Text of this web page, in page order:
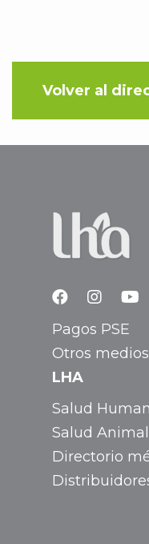
Volver al
Pagos PSE
Otros
LHA
Salud
Salud Animal
Directorio